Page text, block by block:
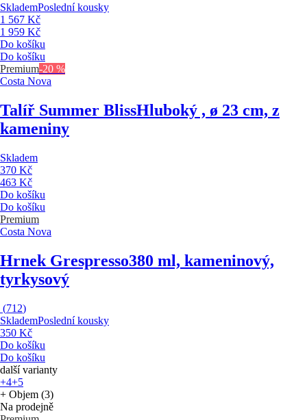
SklademPoslední kousky
1 567 Kč
1 959 Kč
Do košíku
Do košíku
Premium-20 %
Costa Nova
Talíř Summer BlissHluboký , ø 23 cm, z
kameniny
Skladem
370 Kč
463 Kč
Do košíku
Do košíku
Premium
Costa Nova
Hrnek Grespresso380 ml, kameninový,
tyrkysový
(712)
SklademPoslední kousky
350 Kč
Do košíku
Do košíku
další varianty
+4+5
+ Objem (3)
Na prodejně